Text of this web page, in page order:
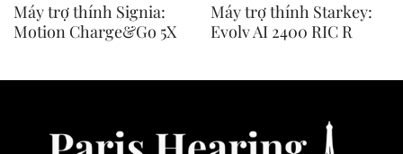
Máy trợ thính Signia:
Motion Charge&Go 5X
Máy trợ thính Starkey:
Evolv AI 2400 RIC R